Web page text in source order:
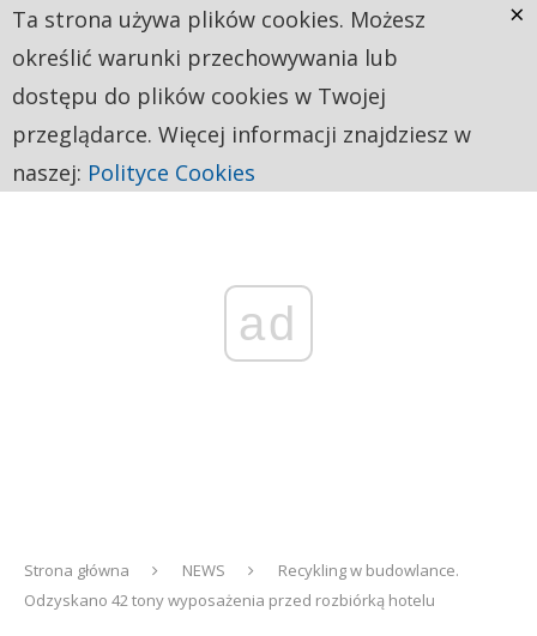
ad
Strona główna NEWS
Recykling w budowlance.
Odzyskano 42 tony wyposażenia przed rozbiórką hotelu
Ta strona używa plików cookies. Możesz
określić warunki przechowywania lub
dostępu do plików cookies w Twojej
przeglądarce. Więcej informacji znajdziesz w
naszej: Polityce Cookies
×